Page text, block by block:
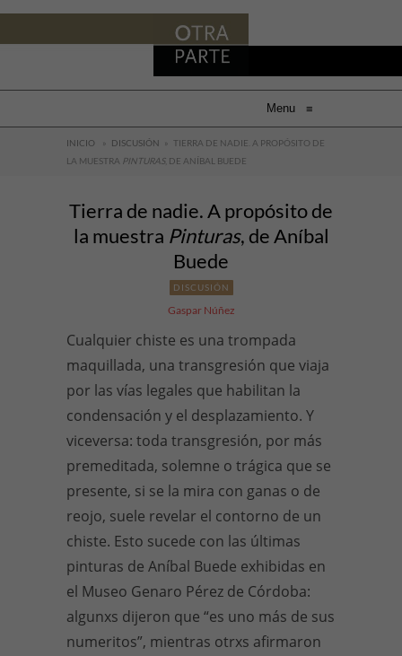
Menu ≡
INICIO » DISCUSIÓN » TIERRA DE NADIE. A PROPÓSITO DE
LA MUESTRA PINTURAS, DE ANÍBAL BUEDE
Tierra de nadie. A propósito de
la muestra Pinturas, de Aníbal
Buede
DISCUSIÓN
Gaspar Núñez
Cualquier chiste es una trompada
maquillada, una transgresión que viaja
por las vías legales que habilitan la
condensación y el desplazamiento. Y
viceversa: toda transgresión, por más
premeditada, solemne o trágica que se
presente, si se la mira con ganas o de
reojo, suele revelar el contorno de un
chiste. Esto sucede con las últimas
pinturas de Aníbal Buede exhibidas en
el Museo Genaro Pérez de Córdoba:
algunxs dijeron que “es uno más de sus
numeritos”, mientras otrxs afirmaron